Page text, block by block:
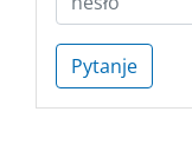
Pytanje